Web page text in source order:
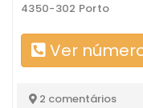
4350-302 Porto
Ver
2 comentários